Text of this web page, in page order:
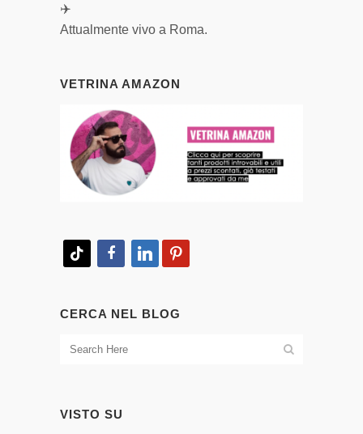
✈️
Attualmente vivo a Roma.
VETRINA AMAZON
tiktok facebooklinkedinpinterest
CERCA NEL BLOG
VISTO SU